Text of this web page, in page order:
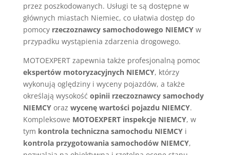
przez poszkodowanych. Usługi te są dostępne w
głównych miastach Niemiec, co ułatwia dostęp do
pomocy rzeczoznawcy samochodowego NIEMCYw
przypadku wystąpienia zdarzenia drogowego.
MOTOEXPERT zapewnia także profesjonalną pomoc
ekspertów motoryzacyjnych NIEMCY, którzy
wykonują oględziny i wyceny pojazdów, a także
określają wysokość opinii rzeczoznawcy samochody
NIEMCYoraz wycenę wartości pojazdu NIEMCY.
Kompleksowe MOTOEXPERT inspekcje NIEMCY, w
tym kontrola techniczna samochodu NIEMCYi
kontrola przygotowania samochodów NIEMCY,